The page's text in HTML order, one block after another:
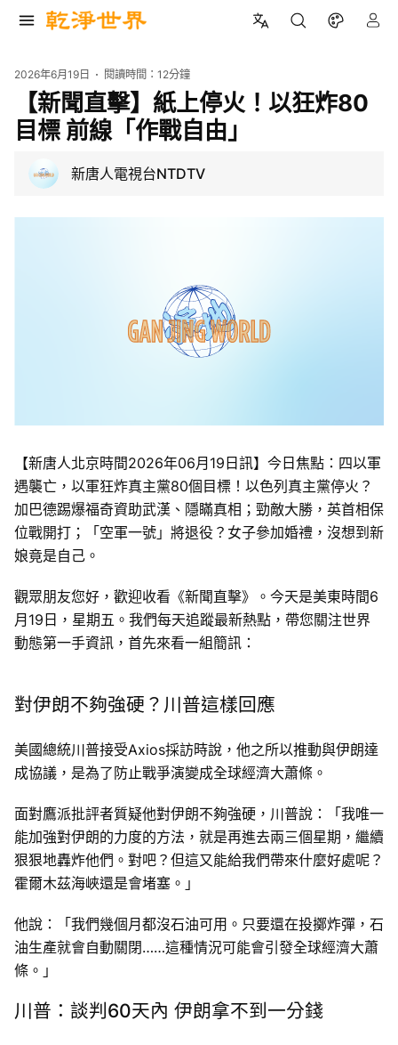
2026年6月19日 閱讀時間：12分鐘
【新聞直擊】紙上停火！以狂炸80
目標 前線「作戰自由」
新唐人電視台NTDTV
【新唐人北京時間2026年06月19日訊】今日焦點：四以軍
遇襲亡，以軍狂炸真主黨80個目標！以色列真主黨停火？
加巴德踢爆福奇資助武漢、隱瞞真相；勁敵大勝，英首相保
位戰開打；「空軍一號」將退役？女子參加婚禮，沒想到新
娘竟是自己。
觀眾朋友您好，歡迎收看《新聞直擊》。今天是美東時間6
月19日，星期五。我們每天追蹤最新熱點，帶您關注世界
動態第一手資訊，首先來看一組簡訊：
對伊朗不夠強硬？川普這樣回應
美國總統川普接受Axios採訪時說，他之所以推動與伊朗達
成協議，是為了防止戰爭演變成全球經濟大蕭條。
面對鷹派批評者質疑他對伊朗不夠強硬，川普說：「我唯一
能加強對伊朗的力度的方法，就是再進去兩三個星期，繼續
狠狠地轟炸他們。對吧？但這又能給我們帶來什麼好處呢？
霍爾木茲海峽還是會堵塞。」
他說：「我們幾個月都沒石油可用。只要還在投擲炸彈，石
油生產就會自動關閉……這種情況可能會引發全球經濟大蕭
條。」
川普：談判60天內 伊朗拿不到一分錢